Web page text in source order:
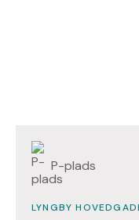
P-plads
LYNGBY